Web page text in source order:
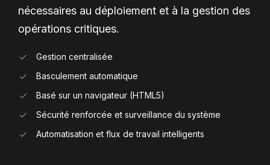
nécessaires au déploiement et à la gestion des
opérations critiques.
Gestion centralisée
Basculement automatique
Basé sur un navigateur (HTML5)
Sécurité renforcée et surveillance du système
Automatisation et flux de travail intelligents